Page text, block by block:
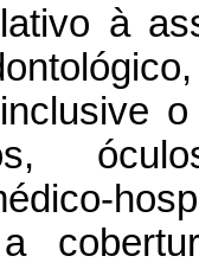
à